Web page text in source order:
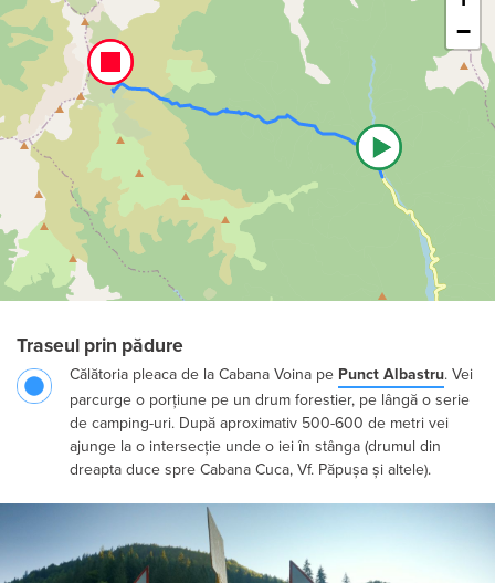
−
Traseul prin pădure
Călătoria pleaca de la Cabana Voina pe Punct Albastru. Vei
parcurge o porțiune pe un drum forestier, pe lângă o serie
de camping-uri. După aproximativ 500-600 de metri vei
ajunge la o intersecție unde o iei în stânga (drumul din
dreapta duce spre Cabana Cuca, Vf. Păpușa și altele).